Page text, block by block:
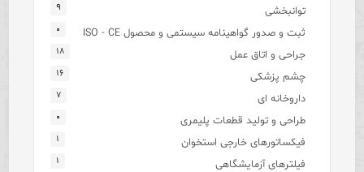
توانبخشی ۹
ثبت و صدور گواهینامه سیستمی و محصول ISO - CE ۰
جراحی و اتاق عمل ۱۸
چشم پزشکی ۱۶
داروخانه ای ۷
طراحی و تولید قطعات پلیمری ۰
فیکساتورهای خارجی استخوان ۱
فیلترهای آزمایشگاهی ۱